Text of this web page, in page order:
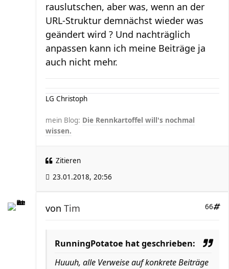
rauslutschen, aber was, wenn an der
URL-Struktur demnächst wieder was
geändert wird ? Und nachträglich
anpassen kann ich meine Beiträge ja
auch nicht mehr.
LG Christoph
mein Blog: Die Rennkartoffel will's nochmal
wissen.
Zitieren
23.01.2018, 20:56
66
von Tim
RunningPotatoe hat geschrieben:
Huuuh, alle Verweise auf konkrete Beiträge